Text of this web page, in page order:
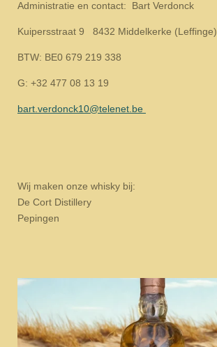
Administratie en contact: Bart Verdonck
Kuipersstraat 9 8432 Middelkerke (Leffinge)
BTW: BE0 679 219 338
G: +32 477 08 13 19
bart.verdonck10@telenet.be
Wij maken onze whisky bij:
De Cort Distillery
Pepingen